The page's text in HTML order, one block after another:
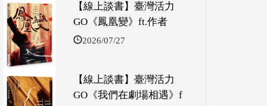
【線上談書】臺灣活力
GO《鳳凰變》ft.作者
2026/07/27
【線上談書】臺灣活力
GO《我們在劇場相遇》f